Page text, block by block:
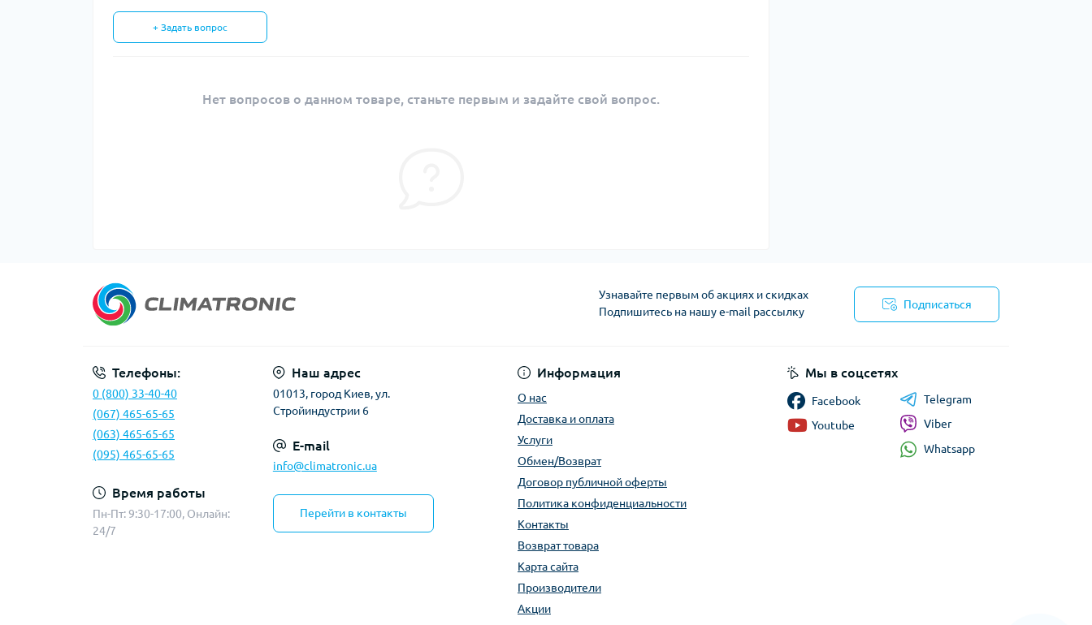
+ Задать вопрос
Нет вопросов о данном товаре, станьте первым и задайте свой вопрос.
Узнавайте первым об акциях и скидках
Подпишитесь на нашу e-mail рассылку
Подписаться
Телефоны:
0 (800) 33-40-40
(067) 465-65-65
(063) 465-65-65
(095) 465-65-65
Время работы
Пн-Пт: 9:30-17:00, Онлайн:
24/7
Наш адрес
01013, город Киев, ул.
Стройиндустрии 6
E-mail
info@climatronic.ua
Перейти в контакты
Информация
О нас
Доставка и оплата
Услуги
Обмен/Возврат
Договор публичной оферты
Политика конфиденциальности
Контакты
Возврат товара
Карта сайта
Производители
Акции
Мы в соцсетях
Facebook
Youtube
Telegram
Viber
Whatsapp